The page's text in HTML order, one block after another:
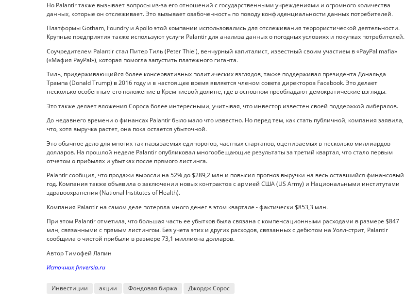
Но Palantir также вызывает вопросы из-за его отношений с государственными учреждениями и огромного количества
данных, которые он отслеживает. Это вызывает озабоченность по поводу конфиденциальности данных потребителей.
Платформы Gotham, Foundry и Apollo этой компании использовались для отслеживания террористической деятельности.
Крупные предприятия также используют услуги Palantir для анализа данных о погодных условиях и покупках потребителей.
Соучредителем Palantir стал Питер Тиль (Peter Thiel), венчурный капиталист, известный своим участием в «PayPal mafia»
(«Мафия PayPal»), которая помогла запустить платежного гиганта.
Тиль, придерживающийся более консервативных политических взглядов, также поддерживал президента Дональда
Трампа (Donald Trump) в 2016 году и в настоящее время является членом совета директоров Facebook. Это делает
неcколько особенным его положение в Кремниевой долине, где в основном преобладают демократические взгляды.
Это также делает вложения Сороса более интересными, учитывая, что инвестор известен своей поддержкой либералов.
До недавнего времени о финансах Palantir было мало что известно. Но перед тем, как стать публичной, компания заявила,
что, хотя выручка растет, она пока остается убыточной.
Это обычное дело для многих так называемых единорогов, частных стартапов, оцениваемых в несколько миллиардов
долларов. На прошлой неделе Palantir опубликовал многообещающие результаты за третий квартал, что стало первым
отчетом о прибылях и убытках после прямого листинга.
Palantir сообщил, что продажи выросли на 52% до $289,2 млн и повысил прогноз выручки на весь оставшийся финансовый
год. Компания также объявила о заключении новых контрактов с армией США (US Army) и Национальными институтами
здравоохранения (National Institutes of Health).
Компания Palantir на самом деле потеряла много денег в этом квартале - фактически $853,3 млн.
При этом Palantir отметила, что большая часть ее убытков была связана с компенсационными расходами в размере $847
млн, связанными с прямым листингом. Без учета этих и других расходов, связанных с дебютом на Уолл-стрит, Palantir
сообщила о чистой прибыли в размере 73,1 миллиона долларов.
Автор Тимофей Лапин
Источник finversia.ru
Инвестиции акции Фондовая биржа Джордж Сорос